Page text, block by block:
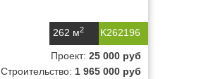
K262196
262 м2
Проект: 25 000 руб
Строительство: 1 965 000 руб